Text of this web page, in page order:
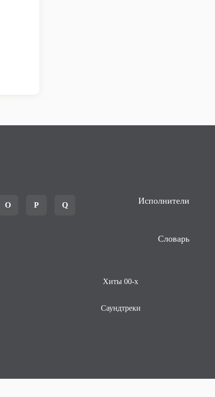
O P Q Исполнители
Словарь
Хиты 00-х
Саундтреки